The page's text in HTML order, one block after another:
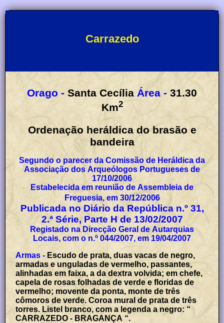
Carrazedo
Orago - Santa Cecília Área - 31.30
Km2
Ordenação heráldica do brasão e
bandeira
Segundo o parecer da Comissão de Heráldica da
Associação dos Arqueólogos Portugueses de
17/10/2006
Estabelecida em reunião de Assembleia de
Freguesia, em 30/12/2006
Publicada no Diário da República n.º 31,
2.ª Série, Parte H de 13/02/2007
Registado na Direcção Geral de Autarquias
Locais, com o n.º 044/2007, em 19/04/2007
Armas - Escudo de prata, duas vacas de negro,
armadas e unguladas de vermelho, passantes,
alinhadas em faixa, a da dextra volvida; em chefe,
capela de rosas folhadas de verde e floridas de
vermelho; movente da ponta, monte de três
cômoros de verde. Coroa mural de prata de três
torres. Listel branco, com a legenda a negro: “
CARRAZEDO - BRAGANÇA “.